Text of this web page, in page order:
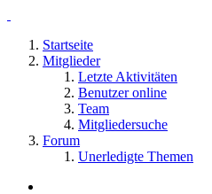
Startseite
Mitglieder
Letzte Aktivitäten
Benutzer online
Team
Mitgliedersuche
Forum
Unerledigte Themen